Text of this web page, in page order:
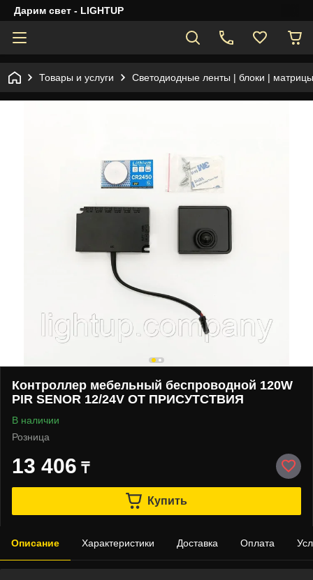
Дарим свет - LIGHTUP
Товары и услуги Светодиодные ленты | блоки |
Контроллер мебельный беспроводной 120W
PIR SENOR 12/24V ОТ ПРИСУТСТВИЯ
В наличии
Розница
13 406 ₸
Купить
Описание Характеристики Доставка Оплата